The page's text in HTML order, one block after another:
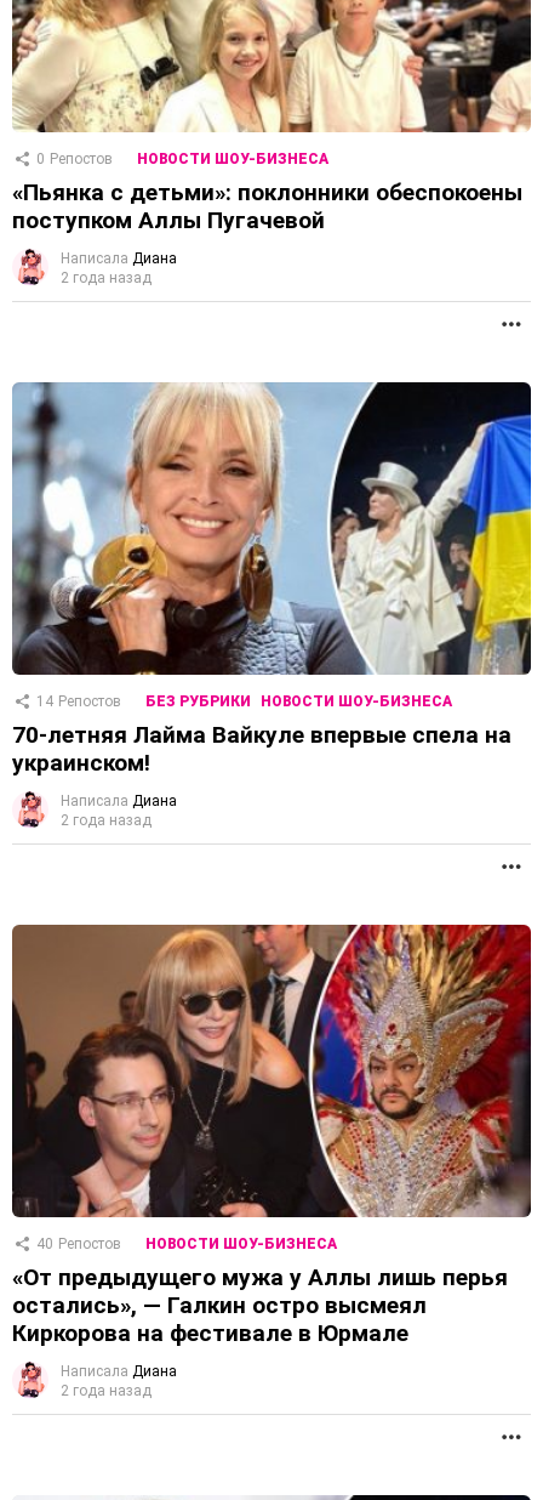
0 Репостов НОВОСТИ ШОУ-БИЗНЕСА
«Пьянка с детьми»: поклонники обеспокоены
поступком Аллы Пугачевой
Написала Диана
2 года назад
14 Репостов БЕЗ РУБРИКИ НОВОСТИ ШОУ-БИЗНЕСА
70-летняя Лайма Вайкуле впервые спела на
украинском!
Написала Диана
2 года назад
40 Репостов НОВОСТИ ШОУ-БИЗНЕСА
«От предыдущего мужа у Аллы лишь перья
остались», — Галкин остро высмеял
Киркорова на фестивале в Юрмале
Написала Диана
2 года назад